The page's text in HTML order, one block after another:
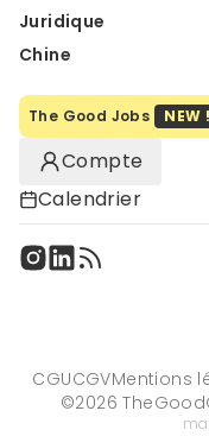
Juridique
Chine
The Good Jobs NEW !
Compte
Calendrier
CGUCGVMentions
©2026